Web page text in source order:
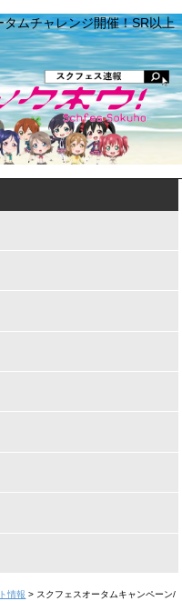
ムチャレンジ開催！SR以上
情報 > スクフェスオータムキャンペーン/